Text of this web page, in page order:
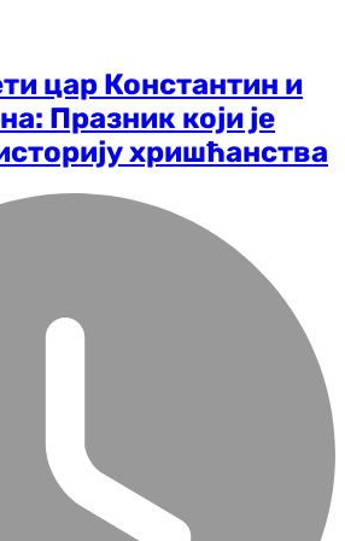
цар Константин и
Празник који је
хришћанства